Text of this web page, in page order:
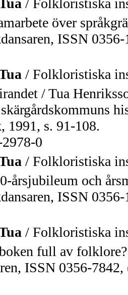
/ Folkloristiska
över
ISSN
/ Folkloristiska
/ Tua
1991, s. 91-108.
0
/ Folkloristiska
årsjubileum och
ISSN
/ Folkloristiska
full av
ISSN 0356-7842,